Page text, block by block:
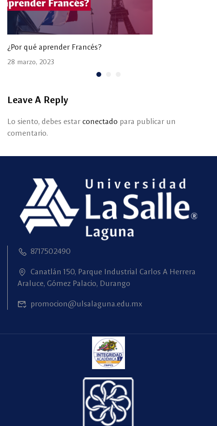
¿Por qué aprender Francés?
28 marzo, 2023
Leave A Reply
Lo siento, debes estar conectado para publicar un
comentario.
8717502490
Canatlán 150, Parque Industrial Carlos A Herrera
Araluce, Gómez Palacio, Durango
promocion@ulsalaguna.edu.mx